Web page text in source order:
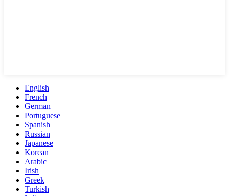
English
French
German
Portuguese
Spanish
Russian
Japanese
Korean
Arabic
Irish
Greek
Turkish